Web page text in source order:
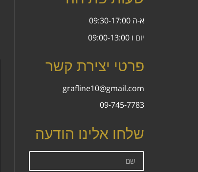
א-ה 09:30-17:00
יום ו 09:00-13:00
פרטי יצירת קשר
grafline10@gmail.com
09-745-7783
שלחו אלינו הודעה